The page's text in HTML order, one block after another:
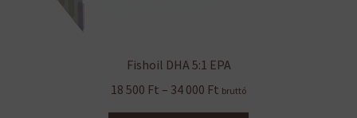
Fishoil DHA 5:1 EPA
18 500 Ft – 34 000 Ft Ártartomány:
18
bruttó